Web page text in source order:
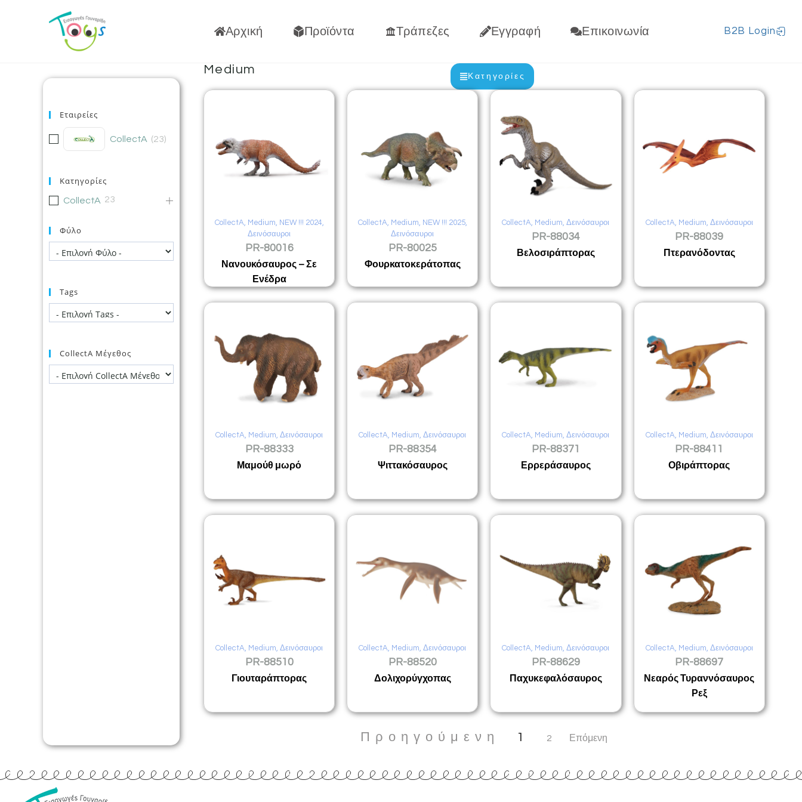
Αρχική Προϊόντα Τράπεζες Εγγραφή Επικοινωνία B2B Login
Εταιρείες
CollectA (23)
Κατηγορίες
CollectA 23
Φύλο
Tags
CollectA Μέγεθος
Medium Κατηγορίες
CollectA, Medium, NEW !!! 2024,
Δεινόσαυροι
PR-80016
Νανουκόσαυρος – Σε
Ενέδρα
CollectA, Medium, NEW !!! 2025,
Δεινόσαυροι
PR-80025
Φουρκατοκεράτοπας
CollectA, Medium,Δεινόσαυροι
PR-88034
Βελοσιράπτορας
CollectA, Medium, Δεινόσαυροι
PR-88039
Πτερανόδοντας
CollectA, Medium,Δεινόσαυροι
PR-88333
Μαμούθ μωρό
CollectA, Medium,Δεινόσαυροι
PR-88354
Ψιττακόσαυρος
CollectA, Medium,Δεινόσαυροι
PR-88371
Ερρεράσαυρος
CollectA, Medium, Δεινόσαυροι
PR-88411
Οβιράπτορας
CollectA Medium ,Δεινόσαυροι
PR-88510
Γιουταράπτορας
CollectA Medium ,Δεινόσαυροι
PR-88520
Δολιχορύγχοπας
CollectA Medium ,Δεινόσαυροι
PR-88629
Παχυκεφαλόσαυρος
CollectA Medium Δεινόσαυροι
PR-88697
Νεαρός Τυραννόσαυρος
Ρεξ
Προηγούμενη 1 2 Επόμενη